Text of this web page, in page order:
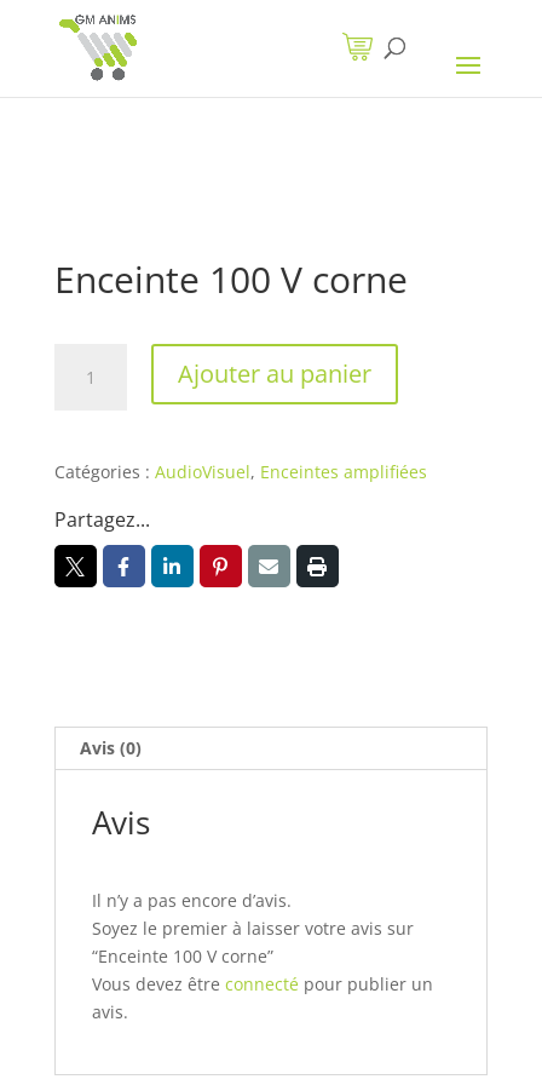
Enceinte 100 V corne
V
Ajouter au panier
Catégories : AudioVisuel, Enceintes amplifiées
Partagez...
Avis (0)
Avis
Il n’y a pas encore d’avis.
Soyez le premier à laisser votre avis sur
“Enceinte 100 V corne”
Vous devez être connectépour publier un
avis.